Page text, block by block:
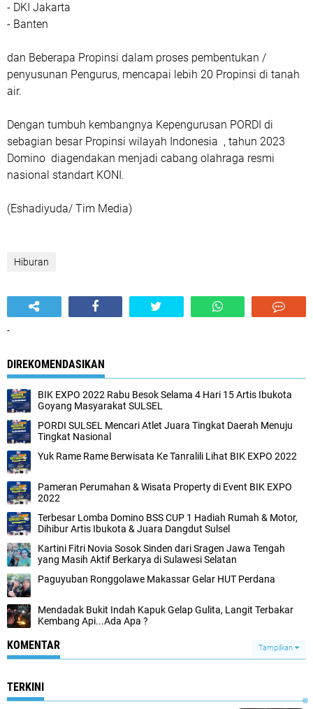
- DKI Jakarta
- Banten
dan Beberapa Propinsi dalam proses pembentukan /
penyusunan Pengurus, mencapai lebih 20 Propinsi di tanah
air.
Dengan tumbuh kembangnya Kepengurusan PORDI di
sebagian besar Propinsi wilayah Indonesia , tahun 2023
Domino diagendakan menjadi cabang olahraga resmi
nasional standart KONI.
(Eshadiyuda/ Tim Media)
Hiburan
-
DIREKOMENDASIKAN
BIK EXPO 2022 Rabu Besok Selama 4 Hari 15 Artis Ibukota
Goyang Masyarakat SULSEL
PORDI SULSEL Mencari Atlet Juara Tingkat Daerah Menuju
Tingkat Nasional
Yuk Rame Rame Berwisata Ke Tanralili Lihat BIK EXPO 2022
Pameran Perumahan & Wisata Property di Event BIK EXPO
2022
Terbesar Lomba Domino BSS CUP 1 Hadiah Rumah & Motor,
Dihibur Artis Ibukota & Juara Dangdut Sulsel
Kartini Fitri Novia Sosok Sinden dari Sragen Jawa Tengah
yang Masih Aktif Berkarya di Sulawesi Selatan
Paguyuban Ronggolawe Makassar Gelar HUT Perdana
Mendadak Bukit Indah Kapuk Gelap Gulita, Langit Terbakar
Kembang Api...Ada Apa ?
KOMENTAR Tampilkan
TERKINI